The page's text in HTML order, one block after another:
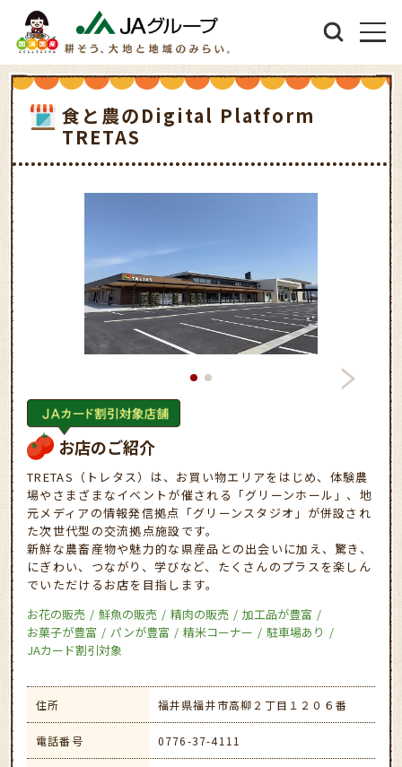
食と農のDigital Platform
TRETAS
お店のご紹介
TRETAS（トレタス）は、お買い物エリアをはじめ、体験農
場やさまざまなイベントが催される「グリーンホール」、地
元メディアの情報発信拠点「グリーンスタジオ」が併設され
た次世代型の交流拠点施設です。
新鮮な農畜産物や魅力的な県産品との出会いに加え、驚き、
にぎわい、つながり、学びなど、たくさんのプラスを楽しん
でいただけるお店を目指します。
お花の販売
鮮魚の販売 精肉の販売
加工品が豊富
お菓子が豊富
パンが豊富 精米コーナー
駐車場あり
JAカード割引対象
住所 福井県福井市高柳２丁目１２０６番
電話番号 0776-37-4111